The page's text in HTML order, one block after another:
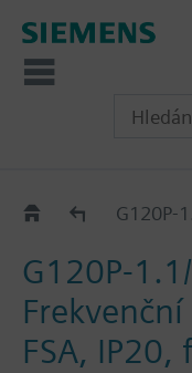
G120P..2AG120P-
G120P-
FSA,